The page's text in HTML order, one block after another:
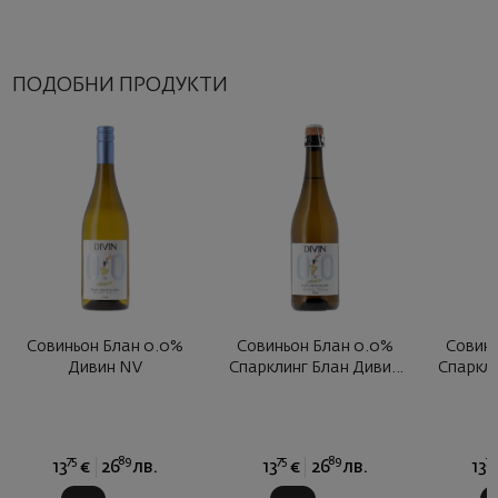
ПОДОБНИ ПРОДУКТИ
Совиньон Блан 0.0%
Дивин NV
1375 € 2689 лв.
Совиньон Блан 0.0%
Спарклинг Блан Дивин
1375 € 2689 лв. 1375